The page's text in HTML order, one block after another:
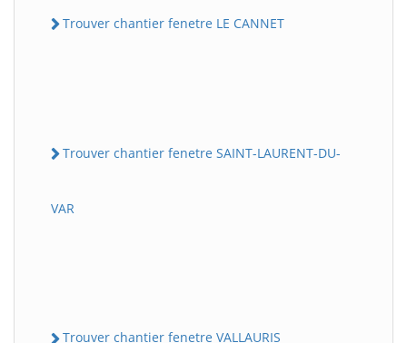
Trouver chantier fenetre LE CANNET
Trouver chantier fenetre SAINT-LAURENT-DU-
VAR
Trouver chantier fenetre VALLAURIS